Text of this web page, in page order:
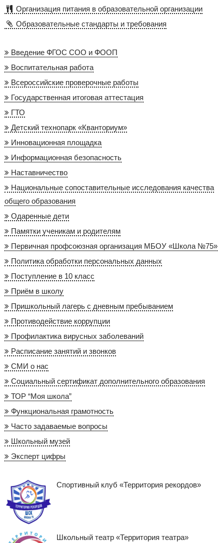
Организация питания в образовательной организации
Образовательные стандарты и требования
Введение ФГОС СОО и ФООП
Воспитательная работа
Всероссийские проверочные работы
Государственная итоговая аттестация
ГТО
Детский технопарк «Кванториум»
Инновационная площадка
Информационная безопасность
Наставничество
Национальные сопоставительные исследования качества
общего образования
Одаренные дети
Памятки ученикам и родителям
Первичная профсоюзная организация МБОУ «Школа №75»
Политика обработки персональных данных
Поступление в 10 класс
Приём в школу
Пришкольный лагерь с дневным пребыванием
Противодействие коррупции
Профилактика вирусных заболеваний
Расписание занятий и звонков
СМИ о нас
Социальный сертификат дополнительного образования
ТОР “Моя школа”
Функциональная грамотность
Часто задаваемые вопросы
Школьный музей
Эксперт цифры
Спортивный клуб «Территория рекордов»
Школьный театр «Территория театра»